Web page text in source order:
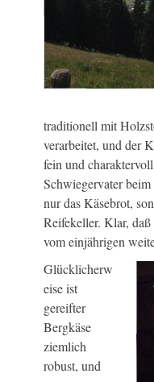
traditionell mit
verarbeitet, und der
fein und
Schwiegervater
nur das Käsebrot,
Reifekeller. Klar,
vom einjährigen
Glücklicherw
eise ist
gereifter
Bergkäse
ziemlich
robust, und